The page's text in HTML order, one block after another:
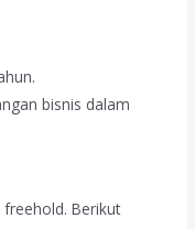
bisnis dalam
Berikut